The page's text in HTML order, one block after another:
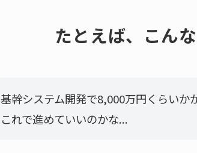
たとえば、こん
基幹システム開発で8,000万円くらいか
これで進めていいのかな...